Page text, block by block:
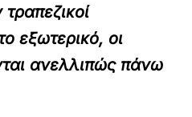
εξωτερικό, οι
ανελλιπώς πάνω